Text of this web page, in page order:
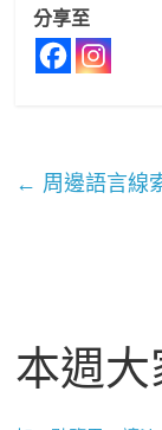
分享至
← 周邊語言線
本週大